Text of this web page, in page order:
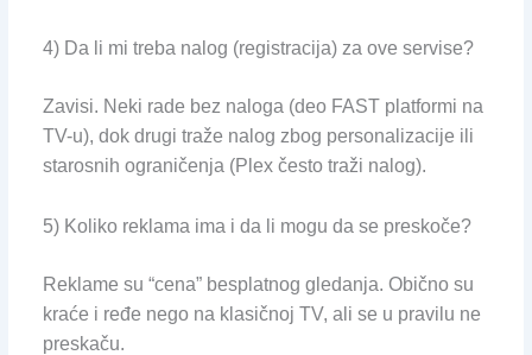
4) Da li mi treba nalog (registracija) za ove servise?
Zavisi. Neki rade bez naloga (deo FAST platformi na
TV-u), dok drugi traže nalog zbog personalizacije ili
starosnih ograničenja (Plex često traži nalog).
5) Koliko reklama ima i da li mogu da se preskoče?
Reklame su “cena” besplatnog gledanja. Obično su
kraće i ređe nego na klasičnoj TV, ali se u pravilu ne
preskaču.